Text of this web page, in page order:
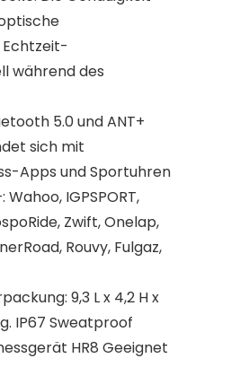
Echtzeit-
während des
5.0 und ANT+
sich mit
Apps und Sportuhren
IGPSPORT,
Zwift, Onelap,
Rouvy, Fulgaz,
9,3 L x 4,2 H x
IP67 Sweatproof
HR8 Geeignet